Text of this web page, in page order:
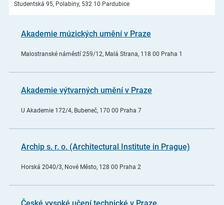
Studentská 95, Polabiny, 532 10 Pardubice
Akademie múzických umění v Praze
Malostranské náměstí 259/12, Malá Strana, 118 00 Praha 1
Akademie výtvarných umění v Praze
U Akademie 172/4, Bubeneč, 170 00 Praha 7
Archip s. r. o. (Architectural Institute in Prague)
Horská 2040/3, Nové Město, 128 00 Praha 2